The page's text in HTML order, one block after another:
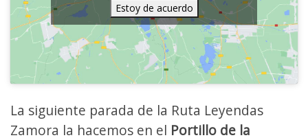
Estoy de acuerdo
La siguiente parada de la Ruta Leyendas
Zamora la hacemos en el Portillo de la